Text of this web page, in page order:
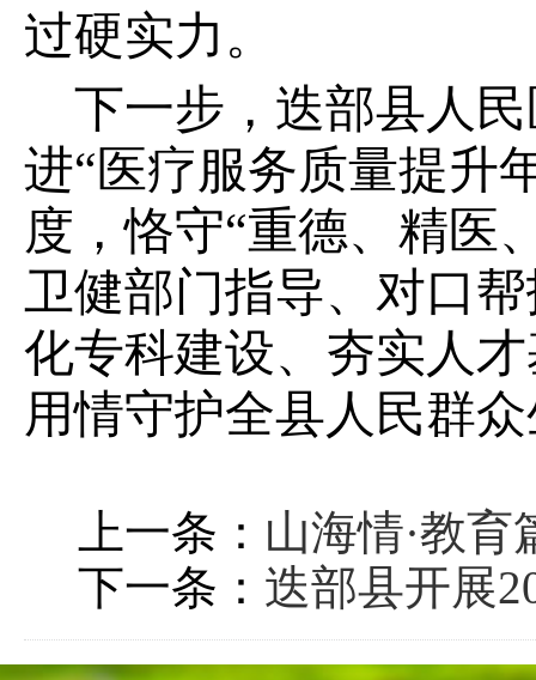
过硬实力。
下一步，迭部县人
进“医疗服务质量提升
度，恪守“重德、精医
卫健部门指导、对口
化专科建设、夯实人
用情守护全县人民群
上一条： 山海情·教
下一条： 迭部县开展